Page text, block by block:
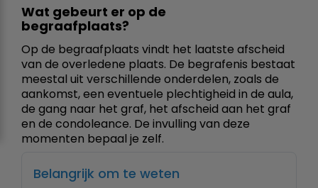
Wat gebeurt er op de
begraafplaats?
Op de begraafplaats vindt het laatste afscheid
van de overledene plaats. De begrafenis bestaat
meestal uit verschillende onderdelen, zoals de
aankomst, een eventuele plechtigheid in de aula,
de gang naar het graf, het afscheid aan het graf
en de condoleance. De invulling van deze
momenten bepaal je zelf.
Belangrijk om te weten